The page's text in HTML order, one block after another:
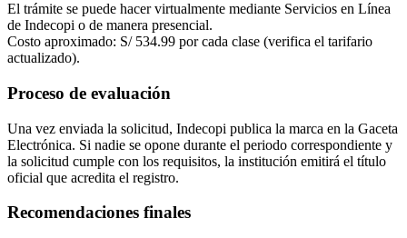
El trámite se puede hacer virtualmente mediante Servicios en Línea
de Indecopi o de manera presencial.
Costo aproximado: S/ 534.99 por cada clase (verifica el tarifario
actualizado).
Proceso de evaluación
Una vez enviada la solicitud, Indecopi publica la marca en la Gaceta
Electrónica. Si nadie se opone durante el periodo correspondiente y
la solicitud cumple con los requisitos, la institución emitirá el título
oficial que acredita el registro.
Recomendaciones finales